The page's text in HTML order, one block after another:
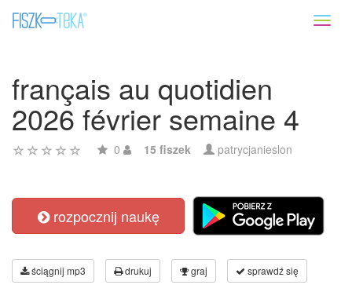
français au quotidien
2026 février semaine 4
0 15 fiszek patrycjanieslon
rozpocznij naukę
ściągnij mp3 drukuj graj sprawdź się